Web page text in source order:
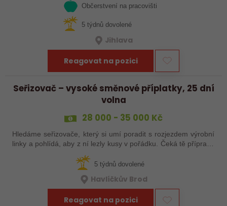
Občerstvení na pracovišti
5 týdnů dovolené
Jihlava
Reagovat na pozici
Seřizovač – vysoké směnové příplatky, 25 dní
volna
28 000 - 35 000 Kč
Hledáme seřizovače, který si umí poradit s rozjezdem výrobní
linky a pohlídá, aby z ní lezly kusy v pořádku. Čeká tě příprava
5 týdnů dovolené
Havlíčkův Brod
Reagovat na pozici